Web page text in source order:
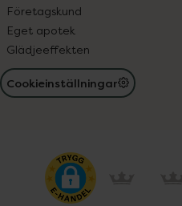
Företagskund
Eget apotek
Glädjeeffekten
Cookieinställningar